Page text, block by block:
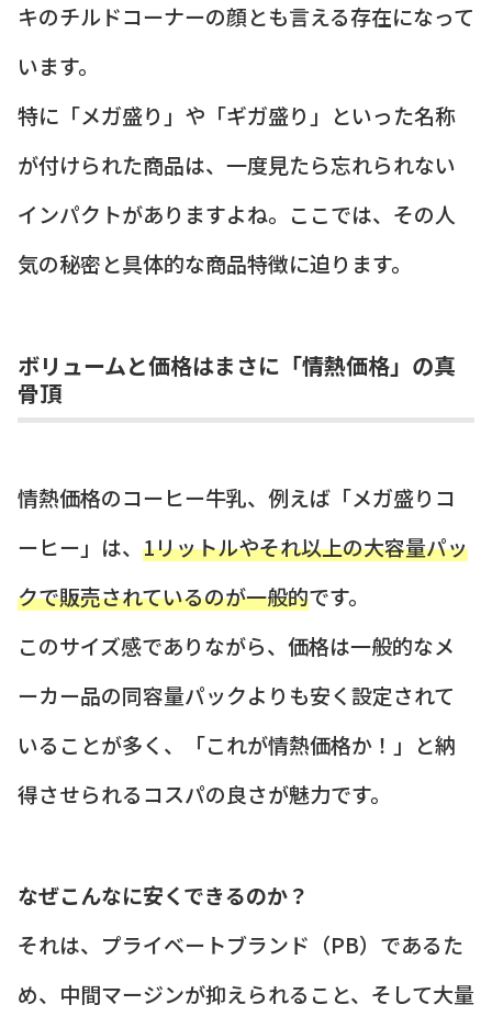
キのチルドコーナーの顔とも言える存在になって
います。
特に「メガ盛り」や「ギガ盛り」といった名称
が付けられた商品は、一度見たら忘れられない
インパクトがありますよね。ここでは、その人
気の秘密と具体的な商品特徴に迫ります。
ボリュームと価格はまさに「情熱価格」の真
骨頂
情熱価格のコーヒー牛乳、例えば「メガ盛りコ
ーヒー」は、 1リットルやそれ以上の大容量パッ
クで販売されているのが一般的です。
このサイズ感でありながら、価格は一般的なメ
ーカー品の同容量パックよりも安く設定されて
いることが多く、「これが情熱価格か！」と納
得させられるコスパの良さが魅力です。
なぜこんなに安くできるのか？
それは、プライベートブランド（PB）であるた
め、中間マージンが抑えられること、そして大量